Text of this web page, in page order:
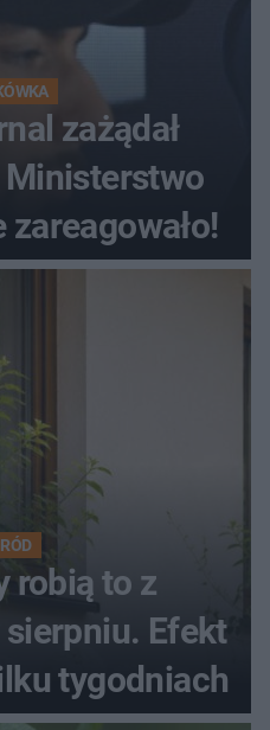
zażądał
zareagowało!
robią to z
Efekt
tygodniach